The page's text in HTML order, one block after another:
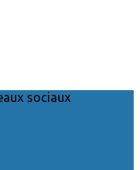
sociaux